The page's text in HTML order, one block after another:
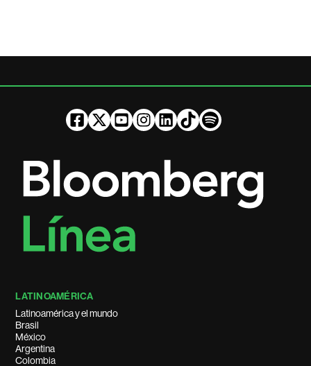
LATINOAMÉRICA
Latinoamérica y el mundo
Brasil
México
Argentina
Colombia